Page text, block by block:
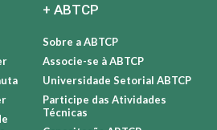
+ ABTCP
Sobre a ABTCP
Associe-se à ABTCP
Universidade Setorial ABTCP
Participe das Atividades
Técnicas